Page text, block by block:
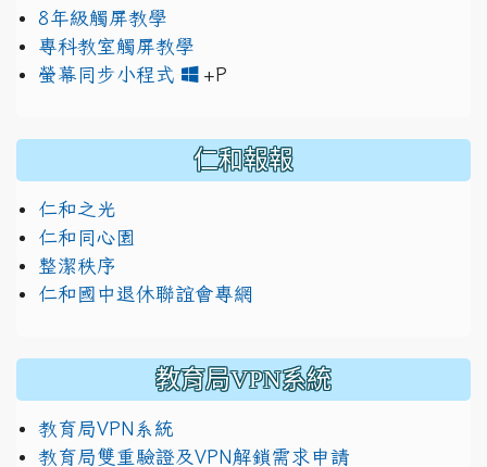
8年級觸屏教學
專科教室觸屏教學
螢幕同步小程式
+P
仁和報報
仁和之光
仁和同心園
整潔秩序
仁和國中退休聯誼會專網
教育局VPN系統
教育局VPN系統
教育局雙重驗證及VPN解鎖需求申請